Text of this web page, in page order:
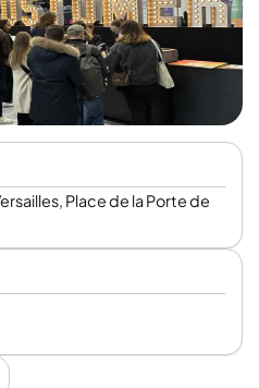
Place de la Porte de